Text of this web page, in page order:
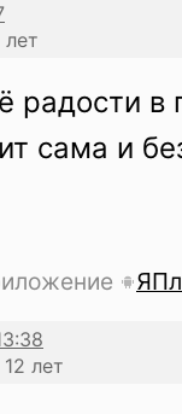
радости в
сама и
лет